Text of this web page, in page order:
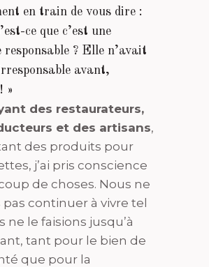
en train de vous dire :
ce que c’est une
responsable ? Elle n’avait
avant,
»
des restaurateurs,
et des artisans,
des produits pour
j’ai pris conscience
de choses. Nous ne
continuer à vivre tel
ne le faisions jusqu’à
tant pour le bien de
que pour la